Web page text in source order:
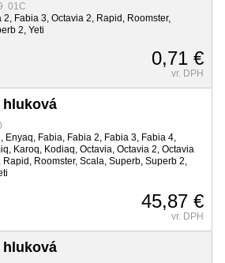
01C
2, Fabia 3, Octavia 2, Rapid, Roomster,
2, Yeti
0,71 €
vr. DPH
hluková
Enyaq, Fabia, Fabia 2, Fabia 3, Fabia 4,
Karoq, Kodiaq, Octavia, Octavia 2, Octavia
Rapid, Roomster, Scala, Superb, Superb 2,
45,87 €
vr. DPH
hluková